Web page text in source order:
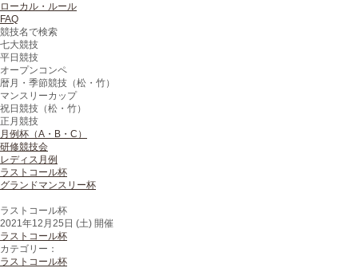
ローカル・ルール
FAQ
競技名で検索
七大競技
平日競技
オープンコンペ
暦月・季節競技（松・竹）
マンスリーカップ
祝日競技（松・竹）
正月競技
月例杯（A・B・C）
研修競技会
レディス月例
ラストコール杯
グランドマンスリー杯
ラストコール杯
2021年12月25日 (土) 開催
ラストコール杯
カテゴリー：
ラストコール杯